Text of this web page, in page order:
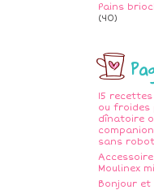
Pains
(40)
15
ou froides
dînatoire
sans robot
Moulinex
Bonjour et